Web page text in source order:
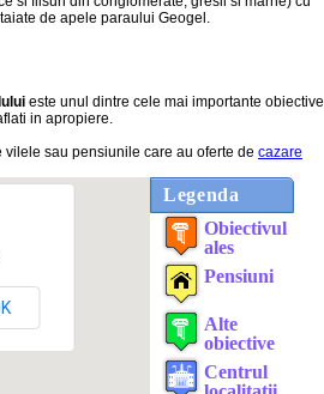
de apele paraului Geogel.
este unul dintre cele mai importante obiective
in apropiere.
sau pensiunile care au oferte de cazare